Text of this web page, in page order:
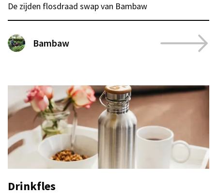
De zijden flosdraad swap van Bambaw
Bambaw
Drinkfles